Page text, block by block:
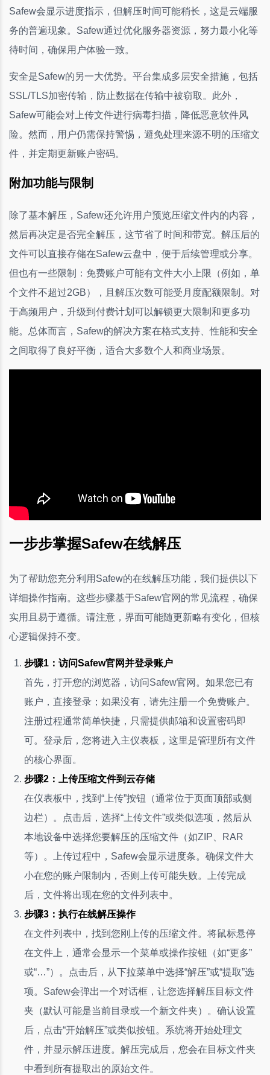
Safew会显示进度指示，但解压时间可能稍长，这是云端服
务的普遍现象。Safew通过优化服务器资源，努力最小化等
待时间，确保用户体验一致。
安全是Safew的另一大优势。平台集成多层安全措施，包括
SSL/TLS加密传输，防止数据在传输中被窃取。此外，
Safew可能会对上传文件进行病毒扫描，降低恶意软件风
险。然而，用户仍需保持警惕，避免处理来源不明的压缩文
件，并定期更新账户密码。
附加功能与限制
除了基本解压，Safew还允许用户预览压缩文件内的内容，
然后再决定是否完全解压，这节省了时间和带宽。解压后的
文件可以直接存储在Safew云盘中，便于后续管理或分享。
但也有一些限制：免费账户可能有文件大小上限（例如，单
个文件不超过2GB），且解压次数可能受月度配额限制。对
于高频用户，升级到付费计划可以解锁更大限制和更多功
能。总体而言，Safew的解决方案在格式支持、性能和安全
之间取得了良好平衡，适合大多数个人和商业场景。
一步步掌握Safew在线解压
为了帮助您充分利用Safew的在线解压功能，我们提供以下
详细操作指南。这些步骤基于Safew官网的常见流程，确保
实用且易于遵循。请注意，界面可能随更新略有变化，但核
心逻辑保持不变。
步骤1：访问Safew官网并登录账户
首先，打开您的浏览器，访问Safew官网。如果您已有
账户，直接登录；如果没有，请先注册一个免费账户。
注册过程通常简单快捷，只需提供邮箱和设置密码即
可。登录后，您将进入主仪表板，这里是管理所有文件
的核心界面。
步骤2：上传压缩文件到云存储
在仪表板中，找到“上传”按钮（通常位于页面顶部或侧
边栏）。点击后，选择“上传文件”或类似选项，然后从
本地设备中选择您要解压的压缩文件（如ZIP、RAR
等）。上传过程中，Safew会显示进度条。确保文件大
小在您的账户限制内，否则上传可能失败。上传完成
后，文件将出现在您的文件列表中。
步骤3：执行在线解压操作
在文件列表中，找到您刚上传的压缩文件。将鼠标悬停
在文件上，通常会显示一个菜单或操作按钮（如“更多”
或“…”）。点击后，从下拉菜单中选择“解压”或“提取”选
项。Safew会弹出一个对话框，让您选择解压目标文件
夹（默认可能是当前目录或一个新文件夹）。确认设置
后，点击“开始解压”或类似按钮。系统将开始处理文
件，并显示解压进度。解压完成后，您会在目标文件夹
中看到所有提取出的原始文件。